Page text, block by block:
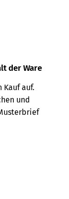
der Ware
Kauf auf.
und